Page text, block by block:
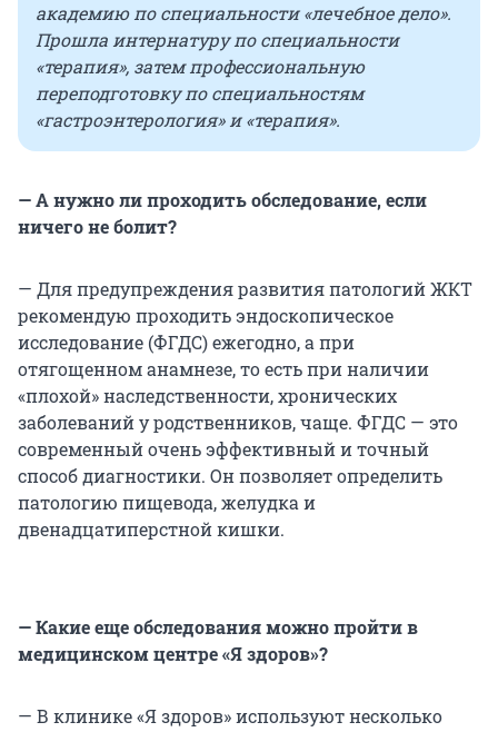
академию по специальности «лечебное дело».
Прошла интернатуру по специальности
«терапия», затем профессиональную
переподготовку по специальностям
«гастроэнтерология» и «терапия».
— А нужно ли проходить обследование, если
ничего не болит?
— Для предупреждения развития патологий ЖКТ
рекомендую проходить эндоскопическое
исследование (ФГДС) ежегодно, а при
отягощенном анамнезе, то есть при наличии
«плохой» наследственности, хронических
заболеваний у родственников, чаще. ФГДС — это
современный очень эффективный и точный
способ диагностики. Он позволяет определить
патологию пищевода, желудка и
двенадцатиперстной кишки.
— Какие еще обследования можно пройти в
медицинском центре «Я здоров»?
— В клинике «Я здоров» используют несколько